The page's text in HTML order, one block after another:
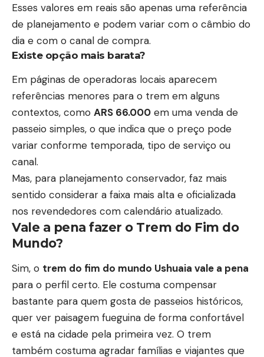
Esses valores em reais são apenas uma referência
de planejamento e podem variar com o câmbio do
dia e com o canal de compra.
Existe opção mais barata?
Em páginas de operadoras locais aparecem
referências menores para o trem em alguns
contextos, como ARS 66.000 em uma venda de
passeio simples, o que indica que o preço pode
variar conforme temporada, tipo de serviço ou
canal.
Mas, para planejamento conservador, faz mais
sentido considerar a faixa mais alta e oficializada
nos revendedores com calendário atualizado.
Vale a pena fazer o Trem do Fim do
Mundo?
Sim, o trem do fim do mundo Ushuaia vale a pena
para o perfil certo. Ele costuma compensar
bastante para quem gosta de passeios históricos,
quer ver paisagem fueguina de forma confortável
e está na cidade pela primeira vez. O trem
também costuma agradar famílias e viajantes que